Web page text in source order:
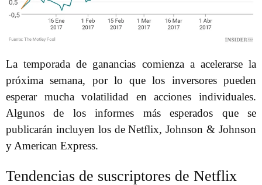
La temporada de ganancias comienza a acelerarse la
próxima semana, por lo que los inversores pueden
esperar mucha volatilidad en acciones individuales.
Algunos de los informes más esperados que se
publicarán incluyen los de Netflix, Johnson & Johnson
y American Express.
Tendencias de suscriptores de Netflix